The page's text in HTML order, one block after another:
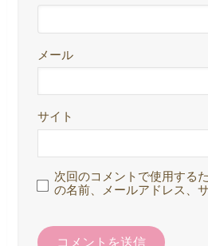
メール
サイト
次回のコメントで使用する
の名前、メールアドレス、